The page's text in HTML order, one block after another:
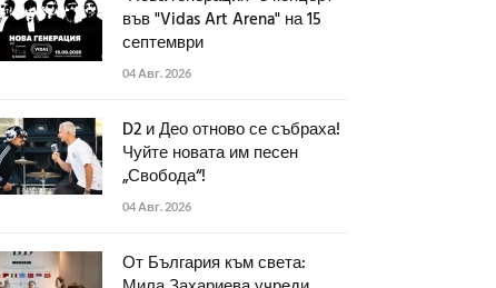
във "Vidas Art Arena" на 15
септември
04 Авг. 2026
D2 и Део отново се събраха!
Чуйте новата им песен
„Свобода“!
04 Авг. 2026
От България към света: